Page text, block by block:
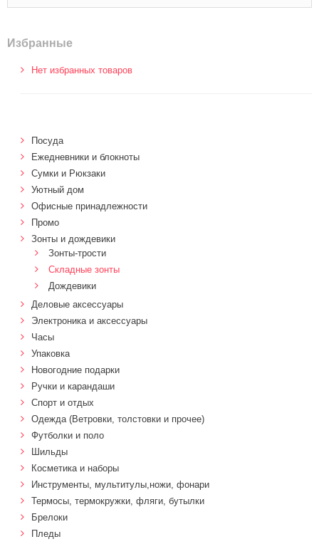
Избранные
Нет избранных товаров
Посуда
Ежедневники и блокноты
Сумки и Рюкзаки
Уютный дом
Офисные принадлежности
Промо
Зонты и дождевики
Зонты-трости
Складные зонты
Дождевики
Деловые аксессуары
Электроника и аксессуары
Часы
Упаковка
Новогодние подарки
Ручки и карандаши
Спорт и отдых
Одежда (Ветровки, толстовки и прочее)
Футболки и поло
Шильды
Косметика и наборы
Инструменты, мультитулы,ножи, фонари
Термосы, термокружки, фляги, бутылки
Брелоки
Пледы